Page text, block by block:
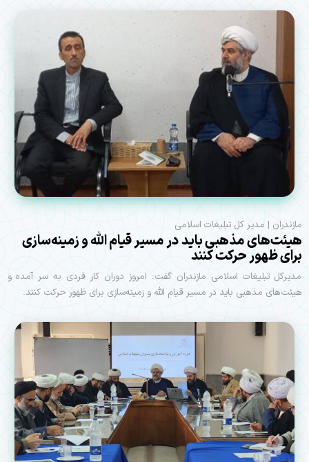
مازندران | مدیر کل تبلیغات اسلامی
هیئت‌های مذهبی باید در مسیر قیام الله و زمینه‌سازی
برای ظهور حرکت کنند
مدیرکل تبلیغات اسلامی مازندران گفت: امروز دوران کار فردی به سر آمده و
هیئت‌های مذهبی باید در مسیر قیام الله و زمینه‌سازی برای ظهور حرکت کنند.